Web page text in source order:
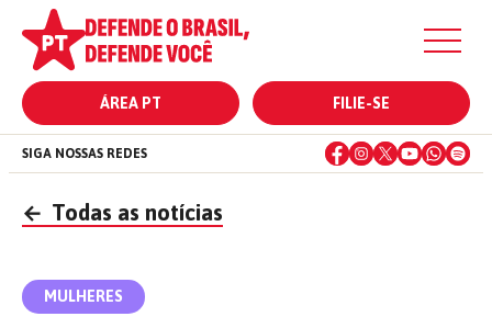
ÁREA PT FILIE-SE
SIGA NOSSAS REDES
← Todas as notícias
MULHERES